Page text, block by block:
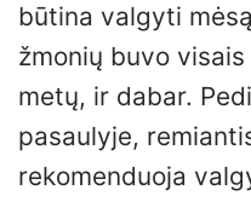
būtina valgyti
žmonių buvo
metų, ir dabar.
pasaulyje,
rekomenduoja